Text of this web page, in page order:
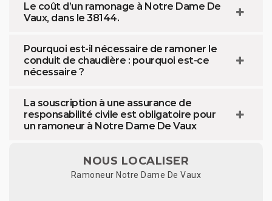
Le coût d’un ramonage à Notre Dame De
Vaux, dans le 38144.
Pourquoi est-il nécessaire de ramoner le
conduit de chaudière : pourquoi est-ce
nécessaire ?
La souscription à une assurance de
responsabilité civile est obligatoire pour
un ramoneur à Notre Dame De Vaux
NOUS LOCALISER
Ramoneur Notre Dame De Vaux